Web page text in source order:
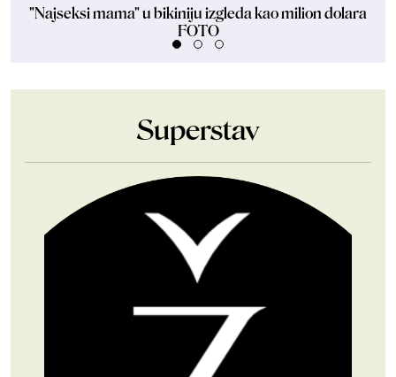
"Najseksi mama" u bikiniju izgleda kao milion dolara
FOTO
Superstav